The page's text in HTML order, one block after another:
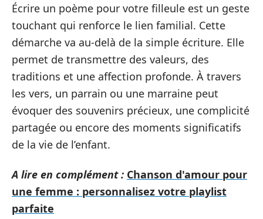
Écrire un poème pour votre filleule est un geste
touchant qui renforce le lien familial. Cette
démarche va au-delà de la simple écriture. Elle
permet de transmettre des valeurs, des
traditions et une affection profonde. À travers
les vers, un parrain ou une marraine peut
évoquer des souvenirs précieux, une complicité
partagée ou encore des moments significatifs
de la vie de l’enfant.
A lire en complément : Chanson d'amour pour
une femme : personnalisez votre playlist
parfaite